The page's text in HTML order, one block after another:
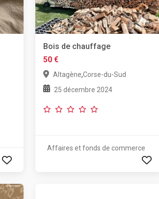
Bois de chauffage
50 €
Altagène,Corse-du-Sud
25 décembre 2024
Affaires et fonds de commerce